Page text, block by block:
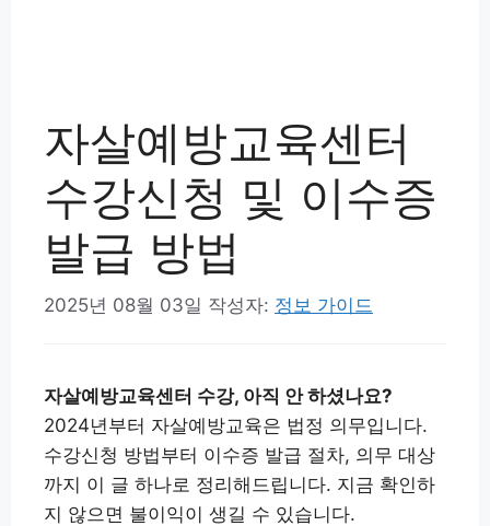
자살예방교육센터
수강신청 및 이수증
발급 방법
2025년 08월 03일 작성자: 정보 가이드
자살예방교육센터 수강, 아직 안 하셨나요?
2024년부터 자살예방교육은 법정 의무입니다.
수강신청 방법부터 이수증 발급 절차, 의무 대상
까지 이 글 하나로 정리해드립니다. 지금 확인하
지 않으면 불이익이 생길 수 있습니다.